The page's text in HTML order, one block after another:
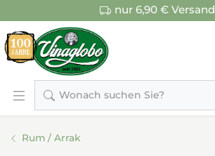
nur 6,90 € Versand
Wonach suchen Sie?
Rum / Arrak